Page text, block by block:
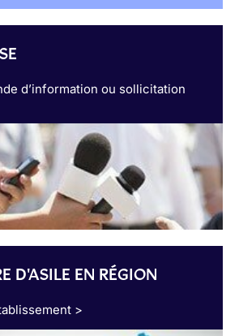
d’information ou sollicitation
D'ASILE EN RÉGION
>